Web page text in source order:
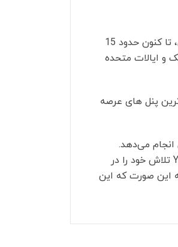
یکی از بزرگترین شرکت های تولید کننده پنل خورشیدی در دنیا می باشد. طبق ادعای سایت رسمی این شرکت چینی، تا کنون حدود 15
و ایالات متحده
پنل های عرصه
انجام می‌دهد.
تلاش خود را در
این صورت که این